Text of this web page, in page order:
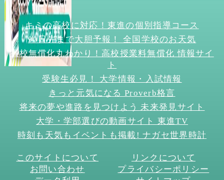
キミの高校に対応！東進の個別指導コース
90日先まで大胆予報！ 全国学校のお天気
高校無償化丸わかり！高校授業料無償化 情報サイ
ト
受験生必見！ 大学情報・入試情報
きっと元気になる Proverb格言
将来の夢や進路を見つけよう 未来発見サイト
大学・学部選びの動画サイト 東進TV
時刻も天気もイベントも掲載! ナガセ世界時計
このサイトについて
リンクについて
お問い合わせ
プライバシーポリシー